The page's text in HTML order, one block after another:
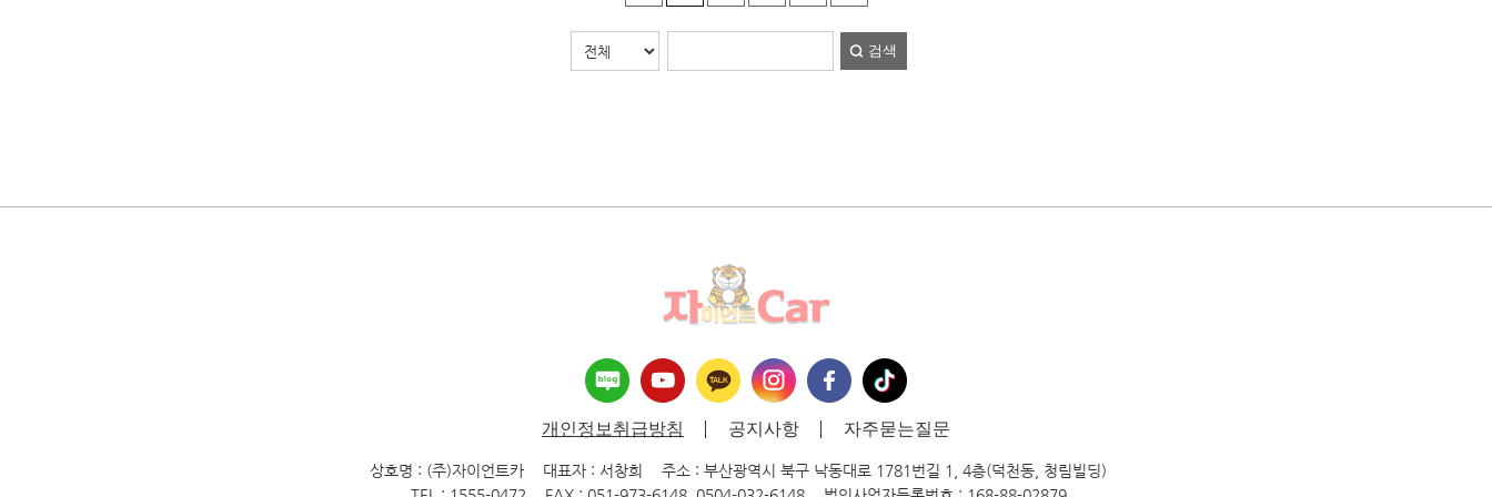
검색
개인정보취급방침 공지사항 자주묻는질문
상호명 : (주)자이언트카 대표자 : 서창희
주소 : 부산광역시 북구 낙동대로 1781번길 1, 4층(덕천동, 청림빌딩)